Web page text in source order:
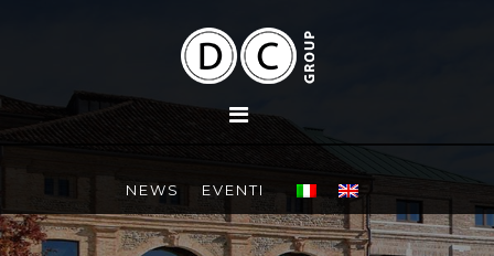
NEWS EVENTI